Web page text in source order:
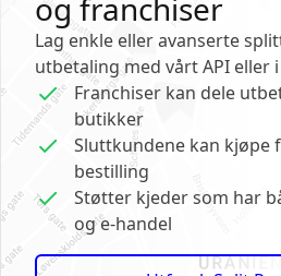
og franchiser
Lag enkle eller avanserte
utbetaling med vårt API eller
Franchiser kan dele
butikker
Sluttkundene kan kjøpe
bestilling
Støtter kjeder som har
og e-handel